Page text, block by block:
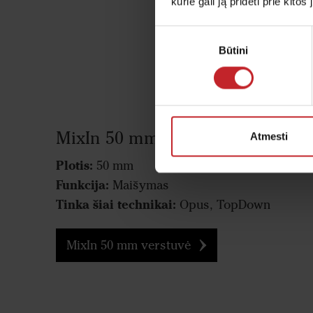
Būtini
Atmesti
MixIn 50 mm verstuvė
Plotis: 50 mm
Funkcija: Maišymas
Tinka šiai technikai: Opus, TopDown
MixIn 50 mm verstuvė